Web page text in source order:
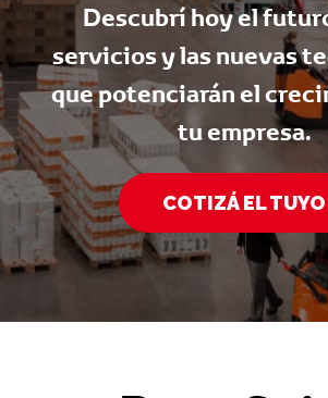
CSCDescubrí hoy el
servicios y las nuevas
que potenciarán el
tu empresa.
COTIZÁ EL TUYO